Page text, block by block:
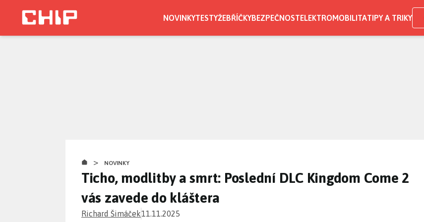
NOVINKYTESTYŽEBŘÍČKYBEZPEČNOSTELEKTROMOBILITATIPY A TRIKY
> NOVINKY
Ticho, modlitby a smrt: Poslední DLC Kingdom Come 2
vás zavede do kláštera
Richard Šimáček11.11.2025